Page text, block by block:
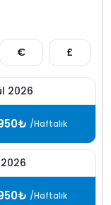
€ £
2026
/Haftalık
/Haftalık